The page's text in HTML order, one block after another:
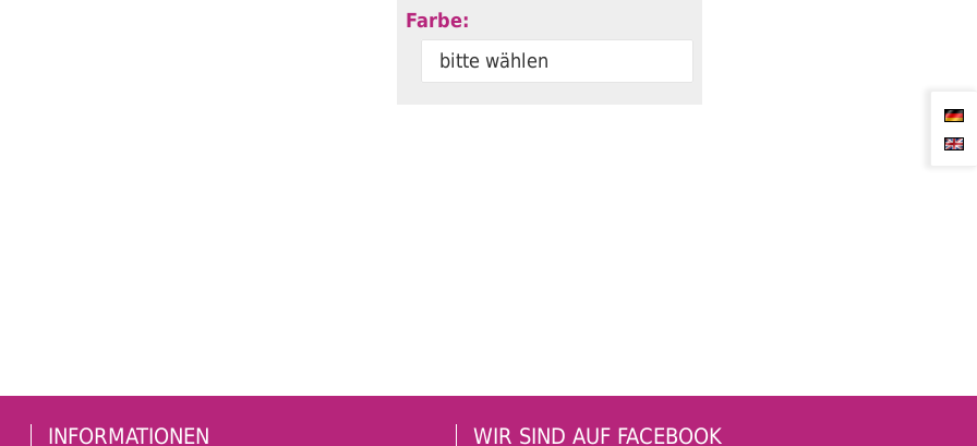
Farbe:
bitte wählen
INFORMATIONEN WIR SIND AUF FACEBOOK